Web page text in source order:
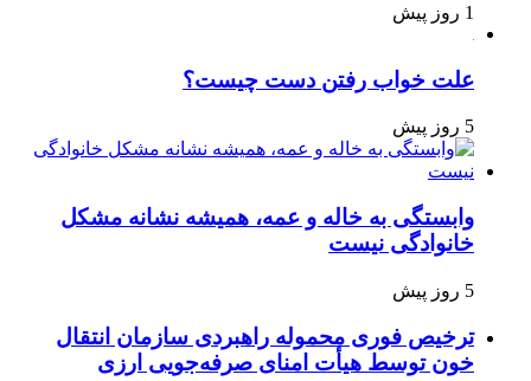
1 روز پیش
علت خواب رفتن دست چیست؟
5 روز پیش
وابستگی به خاله و عمه، همیشه نشانه مشکل
خانوادگی نیست
5 روز پیش
ترخیص فوری محموله راهبردی سازمان انتقال
خون توسط هیأت امنای صرفه‌جویی ارزی